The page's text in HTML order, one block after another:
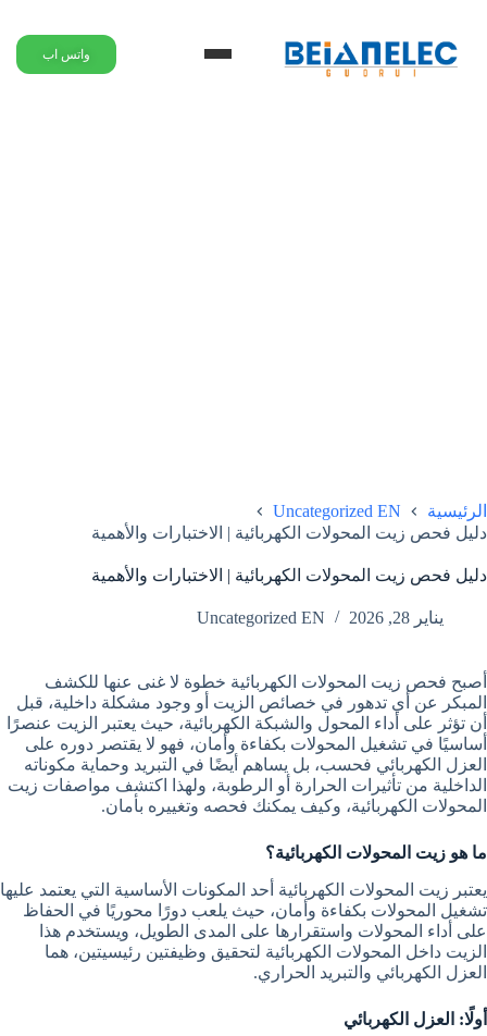
واتس اب
الرئيسية
Uncategorized EN
دليل فحص زيت المحولات الكهربائية | الاختبارات والأهمية
دليل فحص زيت المحولات الكهربائية | الاختبارات والأهمية
يناير 28, 2026 Uncategorized EN
أصبح فحص زيت المحولات الكهربائية خطوة لا غنى عنها للكشف
المبكر عن أي تدهور في خصائص الزيت أو وجود مشكلة داخلية، قبل
أن تؤثر على أداء المحول والشبكة الكهربائية، حيث يعتبر الزيت عنصرًا
أساسيًا في تشغيل المحولات بكفاءة وأمان، فهو لا يقتصر دوره على
العزل الكهربائي فحسب، بل يساهم أيضًا في التبريد وحماية مكوناته
الداخلية من تأثيرات الحرارة أو الرطوبة، ولهذا اكتشف مواصفات زيت
المحولات الكهربائية، وكيف يمكنك فحصه وتغييره بأمان.
ما هو زيت المحولات الكهربائية؟
يعتبر زيت المحولات الكهربائية أحد المكونات الأساسية التي يعتمد عليها
تشغيل المحولات بكفاءة وأمان، حيث يلعب دورًا محوريًا في الحفاظ
على أداء المحولات واستقرارها على المدى الطويل، ويستخدم هذا
الزيت داخل المحولات الكهربائية لتحقيق وظيفتين رئيسيتين، هما
العزل الكهربائي والتبريد الحراري.
أولًا: العزل الكهربائي